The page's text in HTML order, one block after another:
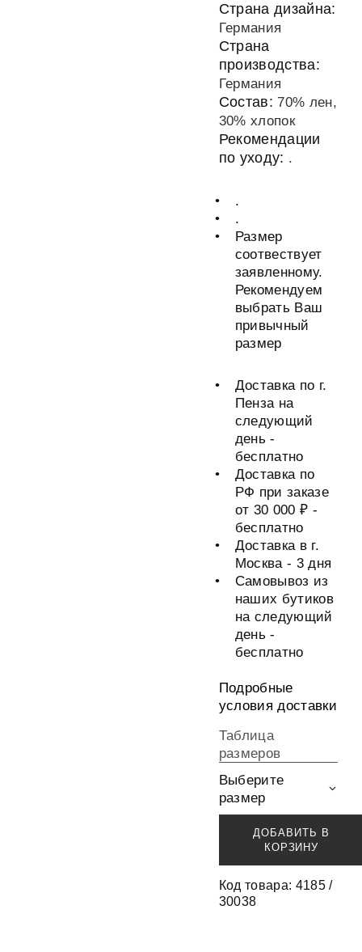
Страна дизайна:
Германия
Страна
производства:
Германия
Состав:70% лен,
30% хлопок
Рекомендации
по уходу: .
.
.
Размер
соотвествует
заявленному.
Рекомендуем
выбрать Ваш
привычный
размер
Доставка по г.
Пенза на
следующий
день -
бесплатно
Доставка по
РФ при заказе
от 30 000 ₽ -
бесплатно
Доставка в г.
Москва - 3 дня
Самовывоз из
наших бутиков
на следующий
день -
бесплатно
Подробные
условия доставки
Таблица
размеров
Выберите
размер
ДОБАВИТЬ В
КОРЗИНУ
Код товара: 4185 /
30038